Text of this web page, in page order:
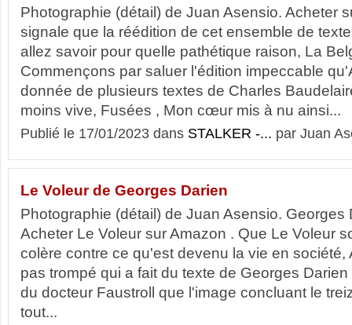
Photographie (détail) de Juan Asensio. Acheter
signale que la réédition de cet ensemble de
allez savoir pour quelle pathétique raison, La
Commençons par saluer l'édition impeccable
donnée de plusieurs textes de Charles
moins vive, Fusées , Mon cœur mis à nu ainsi...
Publié le 17/01/2023 dans STALKER -... par Juan
Le Voleur de Georges Darien
Photographie (détail) de Juan Asensio. Georges
Acheter Le Voleur sur Amazon . Que Le Voleur
colère contre ce qu'est devenu la vie en société,
pas trompé qui a fait du texte de Georges
du docteur Faustroll que l'image concluant le
tout...